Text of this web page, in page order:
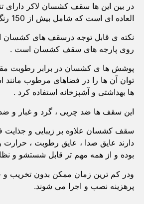
در بین این ها سقف کشسان لاکر دارای
العاده ای است که شامل بیش از 150 رنگ می شوند .
نکته ی قابل توجه درسقف های کشسان
روی پارجه های سقف کشسان است .
پوشش ها ی کشسان در برابر رطوبت
توان آن ها را در فضاهای مرطوب مانند
ها بهداشتی و آشپزخانه استفاده کرد .
این سقف ها ضد چربی ، گرد و غبار و
سقف کشسان علاوه بر زیبایی و جذایت
دارند عایق صدا ، عایق رطوبت ، حرارت و
بوده و از همه مهم تر قابل شستشو و
ودر کم ترین زمان ممکن بدون تخریب و
پرهزینه نصب و اجرا می شوند.